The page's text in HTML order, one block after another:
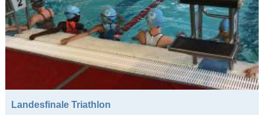
Landesfinale Triathlon